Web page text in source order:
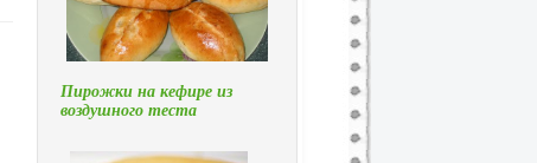
Пирожки на кефире из
воздушного теста